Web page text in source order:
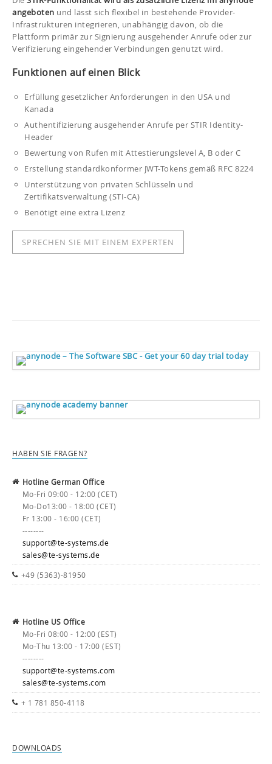
angeboten und lässt sich flexibel in bestehende Provider-
Infrastrukturen integrieren, unabhängig davon, ob die
Plattform primär zur Signierung ausgehender Anrufe oder zur
Verifizierung eingehender Verbindungen genutzt wird.
Funktionen auf einen Blick
Erfüllung gesetzlicher Anforderungen in den USA und
Kanada
Authentifizierung ausgehender Anrufe per STIR Identity-
Header
Bewertung von Rufen mit Attestierungslevel A, B oder C
Erstellung standardkonformer JWT-Tokens gemäß RFC 8224
Unterstützung von privaten Schlüsseln und
Zertifikatsverwaltung (STI-CA)
Benötigt eine extra Lizenz
SPRECHEN SIE MIT EINEM EXPERTEN
HABEN SIE FRAGEN?
Hotline German Office
Mo-Fri 09:00 - 12:00 (CET)
Mo-Do13:00 - 18:00 (CET)
Fr 13:00 - 16:00 (CET)
--------
support@te-systems.de
sales@te-systems.de
+49 (5363)-81950
Hotline US Office
Mo-Fri 08:00 - 12:00 (EST)
Mo-Thu 13:00 - 17:00 (EST)
--------
support@te-systems.com
sales@te-systems.com
+ 1 781 850-4118
DOWNLOADS